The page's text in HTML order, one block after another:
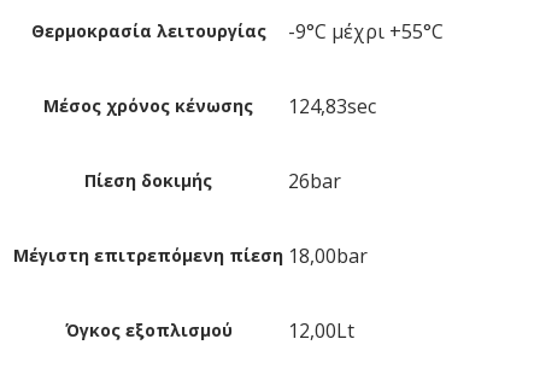
Θερμοκρασία λειτουργίας -9°C μέχρι +55°C
Μέσος χρόνος κένωσης 124,83sec
Πίεση δοκιμής 26bar
Μέγιστη επιτρεπόμενη πίεση 18,00bar
Όγκος εξοπλισμού 12,00Lt